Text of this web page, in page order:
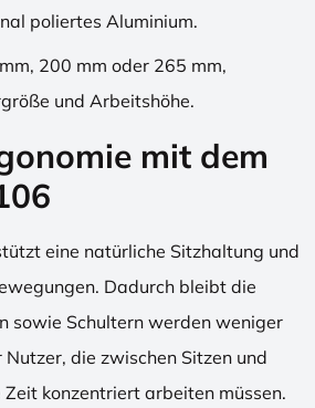
poliertes Aluminium.
200 mm oder 265 mm,
und Arbeitshöhe.
mit dem
eine natürliche Sitzhaltung und
Dadurch bleibt die
sowie Schultern werden weniger
die zwischen Sitzen und
konzentriert arbeiten müssen.